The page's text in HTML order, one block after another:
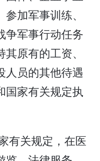
加军事训练、
争军事行动任务
原有的工资、
人员的其他待遇
国家有关规定执
有关规定，在医